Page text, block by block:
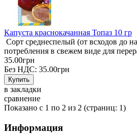
Капуста краснокачанная Топаз 10 гр
Сорт среднеспелый (от всходов до
потребления в свежем виде для
35.00грн
Без НДС: 35.00грн
в закладки
сравнение
Показано с 1 по 2 из 2 (страниц: 1)
Информация